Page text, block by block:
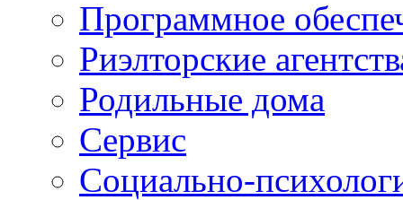
Программное
Риэлторские
Родильные дома
Сервис
Социально-